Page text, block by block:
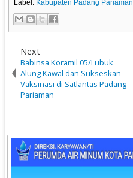
Label: Kabupaten Padang Pariaman
Next
Babinsa Koramil 05/Lubuk
Alung Kawal dan Sukseskan
Vaksinasi di Satlantas Padang
Pariaman